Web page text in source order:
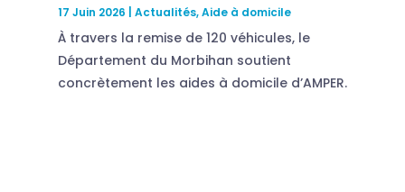
17 Juin 2026 Actualités,Aide à domicile
À travers la remise de 120 véhicules, le
Département du Morbihan soutient
concrètement les aides à domicile d’AMPER.